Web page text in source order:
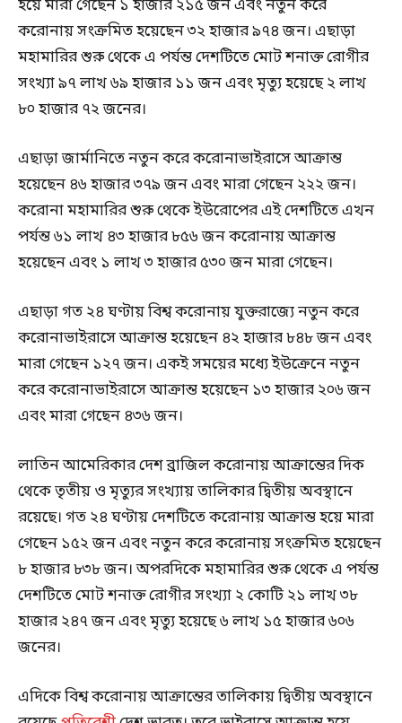
হয়ে মারা গেছেন ১ হাজার ২১৫ জন এবং নতুন করে
করোনায় সংক্রমিত হয়েছেন ৩২ হাজার ৯৭৪ জন। এছাড়া
মহামারির শুরু থেকে এ পর্যন্ত দেশটিতে মোট শনাক্ত রোগীর
সংখ্যা ৯৭ লাখ ৬৯ হাজার ১১ জন এবং মৃত্যু হয়েছে ২ লাখ
৮০ হাজার ৭২ জনের।
এছাড়া জার্মানিতে নতুন করে করোনাভাইরাসে আক্রান্ত
হয়েছেন ৪৬ হাজার ৩৭৯ জন এবং মারা গেছেন ২২২ জন।
করোনা মহামারির শুরু থেকে ইউরোপের এই দেশটিতে এখন
পর্যন্ত ৬১ লাখ ৪৩ হাজার ৮৫৬ জন করোনায় আক্রান্ত
হয়েছেন এবং ১ লাখ ৩ হাজার ৫৩০ জন মারা গেছেন।
এছাড়া গত ২৪ ঘণ্টায় বিশ্ব করোনায় যুক্তরাজ্যে নতুন করে
করোনাভাইরাসে আক্রান্ত হয়েছেন ৪২ হাজার ৮৪৮ জন এবং
মারা গেছেন ১২৭ জন। একই সময়ের মধ্যে ইউক্রেনে নতুন
করে করোনাভাইরাসে আক্রান্ত হয়েছেন ১৩ হাজার ২০৬ জন
এবং মারা গেছেন ৪৩৬ জন।
লাতিন আমেরিকার দেশ ব্রাজিল করোনায় আক্রান্তের দিক
থেকে তৃতীয় ও মৃত্যুর সংখ্যায় তালিকার দ্বিতীয় অবস্থানে
রয়েছে। গত ২৪ ঘণ্টায় দেশটিতে করোনায় আক্রান্ত হয়ে মারা
গেছেন ১৫২ জন এবং নতুন করে করোনায় সংক্রমিত হয়েছেন
৮ হাজার ৮৩৮ জন। অপরদিকে মহামারির শুরু থেকে এ পর্যন্ত
দেশটিতে মোট শনাক্ত রোগীর সংখ্যা ২ কোটি ২১ লাখ ৩৮
হাজার ২৪৭ জন এবং মৃত্যু হয়েছে ৬ লাখ ১৫ হাজার ৬০৬
জনের।
এদিকে বিশ্ব করোনায় আক্রান্তের তালিকায় দ্বিতীয় অবস্থানে